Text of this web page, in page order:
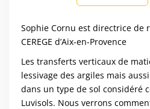
Sophie Cornu est directrice de
CEREGE d’Aix-en-Provence
Les transferts verticaux de
lessivage des argiles mais
dans un type de sol considéré
Luvisols. Nous verrons